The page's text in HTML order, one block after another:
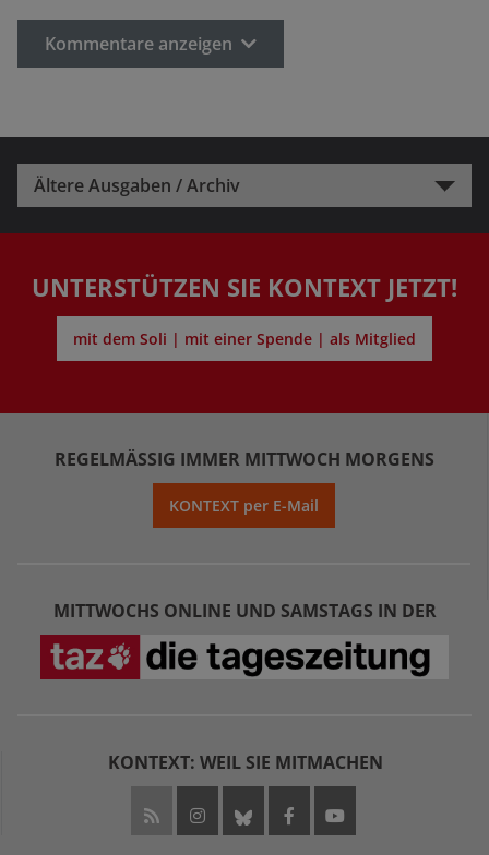
Kommentare anzeigen
Ältere Ausgaben / Archiv
UNTERSTÜTZEN SIE KONTEXT JETZT!
mit dem Soli | mit einer Spende | als Mitglied
REGELMÄSSIG IMMER MITTWOCH MORGENS
KONTEXT per E-Mail
MITTWOCHS ONLINE UND SAMSTAGS IN DER
KONTEXT: WEIL SIE MITMACHEN